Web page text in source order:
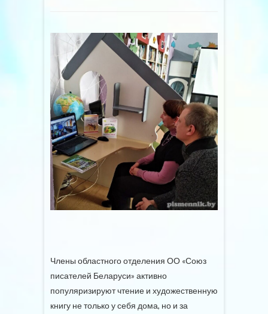
Члены областного отделения ОО «Союз
писателей Беларуси» активно
популяризируют чтение и художественную
книгу не только у себя дома, но и за